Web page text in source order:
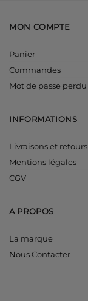
MON COMPTE
Panier
Commandes
Mot de passe perdu
INFORMATIONS
Livraisons et retours
Mentions légales
CGV
A PROPOS
La marque
Nous Contacter